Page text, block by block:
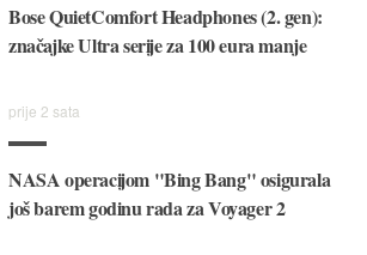
Bose QuietComfort Headphones (2. gen):
značajke Ultra serije za 100 eura manje
prije 2 sata
NASA operacijom "Bing Bang" osigurala
još barem godinu rada za Voyager 2